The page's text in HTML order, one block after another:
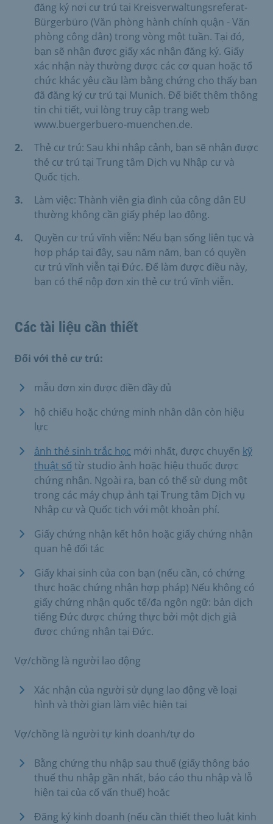
đăng ký nơi cư trú tại Kreisverwaltungsreferat-
Bürgerbüro (Văn phòng hành chính quận - Văn
phòng công dân) trong vòng một tuần. Tại đó,
bạn sẽ nhận được giấy xác nhận đăng ký. Giấy
xác nhận này thường được các cơ quan hoặc tổ
chức khác yêu cầu làm bằng chứng cho thấy bạn
đã đăng ký cư trú tại Munich. Để biết thêm thông
tin chi tiết, vui lòng truy cập trang web
www.buergerbuero-muenchen.de.
Thẻ cư trú: Sau khi nhập cảnh, bạn sẽ nhận được
thẻ cư trú tại Trung tâm Dịch vụ Nhập cư và
Quốc tịch.
Làm việc: Thành viên gia đình của công dân EU
thường không cần giấy phép lao động.
Quyền cư trú vĩnh viễn: Nếu bạn sống liên tục và
hợp pháp tại đây, sau năm năm, bạn có quyền
cư trú vĩnh viễn tại Đức. Để làm được điều này,
bạn có thể nộp đơn xin thẻ cư trú vĩnh viễn.
Các tài liệu cần thiết
Đối với thẻ cư trú:
mẫu đơn xin được điền đầy đủ
hộ chiếu hoặc chứng minh nhân dân còn hiệu
lực
ảnh thẻ sinh trắc học mới nhất, được chuyển kỹ
thuật số từ studio ảnh hoặc hiệu thuốc được
chứng nhận. Ngoài ra, bạn có thể sử dụng một
trong các máy chụp ảnh tại Trung tâm Dịch vụ
Nhập cư và Quốc tịch với một khoản phí.
Giấy chứng nhận kết hôn hoặc giấy chứng nhận
quan hệ đối tác
Giấy khai sinh của con bạn (nếu cần, có chứng
thực hoặc chứng nhận hợp pháp) Nếu không có
giấy chứng nhận quốc tế/đa ngôn ngữ: bản dịch
tiếng Đức được chứng thực bởi một dịch giả
được chứng nhận tại Đức.
Vợ/chồng là người lao động
Xác nhận của người sử dụng lao động về loại
hình và thời gian làm việc hiện tại
Vợ/chồng là người tự kinh doanh/tự do
Bằng chứng thu nhập sau thuế (giấy thông báo
thuế thu nhập gần nhất, báo cáo thu nhập và lỗ
hiện tại của cố vấn thuế) hoặc
Đăng ký kinh doanh (nếu cần thiết theo luật kinh